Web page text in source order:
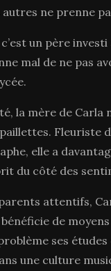
autres ne prenne
un père investi
mal de ne pas
la mère de Carla
Fleuriste
elle a
du côté des
attentifs,
de
ses
une culture